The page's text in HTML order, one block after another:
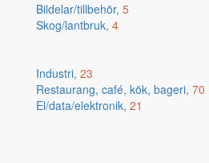
Bildelar/tillbehör, 5
Skog/lantbruk, 4
Industri, 23
Restaurang, café, kök, bageri, 70
El/data/elektronik, 21